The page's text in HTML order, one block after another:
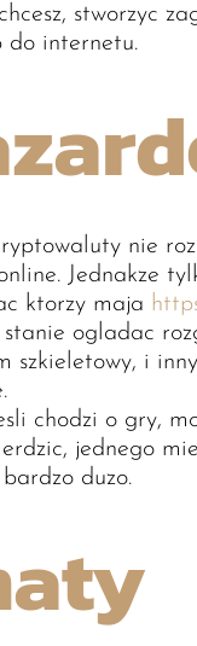
stworzyc
do internetu.
nie
Jednakze
ktorzy maja
ogladac
szkieletowy, i
chodzi o gry,
jednego
duzo.